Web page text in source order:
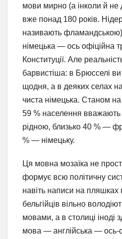
мови мирно (а інколи й не
вже понад 180 років.
називають
німецька — ось офіційна
Конституції. Але
барвистіша: в Брюсселі
щодня, а в деяких селах
чиста німецька. Станом
59 % населення вважають
рідною, близько 40 % —
% — німецьку.
Ця мовна мозаїка не
формує всю політичну
навіть написи на пляшках
бельгійців вільно
мовами, а в столиці іноді
мова — англійська — ось-